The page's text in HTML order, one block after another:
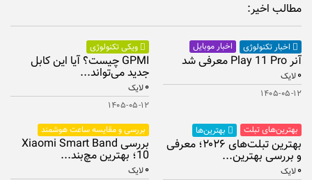
مطالب اخیر:
اخبار تکنولوژی اخبار موبایل
آنر Play 11 Pro معرفی شد
۰لایک
۱۴۰۵-۰۵-۱۲
ویکی تکنولوژی
GPMI چیست؟ آیا این کابل
جدید می‌تواند...
۰لایک
۱۴۰۵-۰۵-۱۲
بهترین‌های تبلت
بهترین‌ها
بهترین تبلت‌های ۲۰۲۶؛ معرفی
و بررسی بهترین...
۰لایک
بررسی و مقایسه ساعت هوشمند
بررسی Xiaomi Smart Band
10؛ بهترین مچ‌بند...
۰لایک